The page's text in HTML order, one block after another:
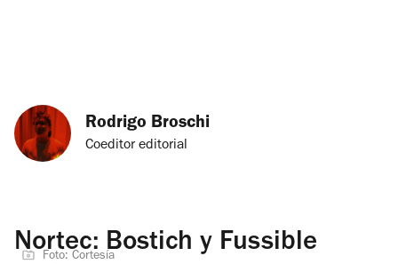
Rodrigo Broschi
Coeditor editorial
Nortec: Bostich y Fussible
Foto: Cortesía